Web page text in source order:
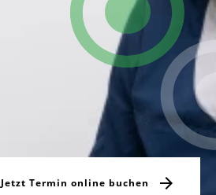
Jetzt Termin online buchen